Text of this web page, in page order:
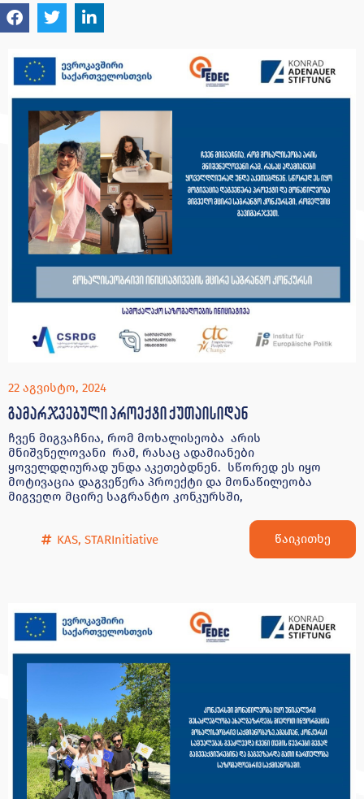
22 აგვისტო, 2024
გამარჯვებული პროექტი ქუთაისიდან
ჩვენ მიგვაჩნია, რომ მოხალისეობა არის
მნიშვნელოვანი რამ, რასაც ადამიანები
ყოველდღიურად უნდა აკეთებდნენ. სწორედ ეს იყო
მოტივაცია დაგვეწერა პროექტი და მონაწილეობა
მიგვეღო მცირე საგრანტო კონკურსში,
KAS, STARInitiative წაიკითხე